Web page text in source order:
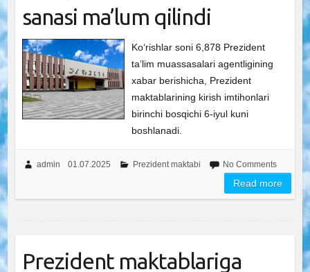
sanasi ma’lum qilindi
Ko‘rishlar soni 6,878 Prezident
ta’lim muassasalari agentligining
xabar berishicha, Prezident
maktablarining kirish imtihonlari
birinchi bosqichi 6-iyul kuni
boshlanadi.
admin 01.07.2025 Prezident maktabi No Comments
Read more
Prezident maktablariga